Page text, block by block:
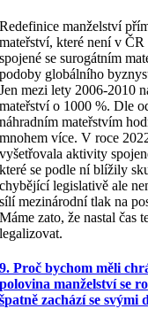
Redefinice manželství
mateřství, které není v
spojené se surogátním
podoby globálního
Jen mezi lety 2006-2010
mateřství o 1000 %. Dle
náhradním mateřstvím
mnohem více. V roce
vyšetřovala aktivity
které se podle ní blížily
chybějící legislativě ale
sílí mezinárodní tlak na
Máme zato, že nastal čas
legalizovat.
9. Proč bychom měli
polovina manželství se
špatně zachází se svými